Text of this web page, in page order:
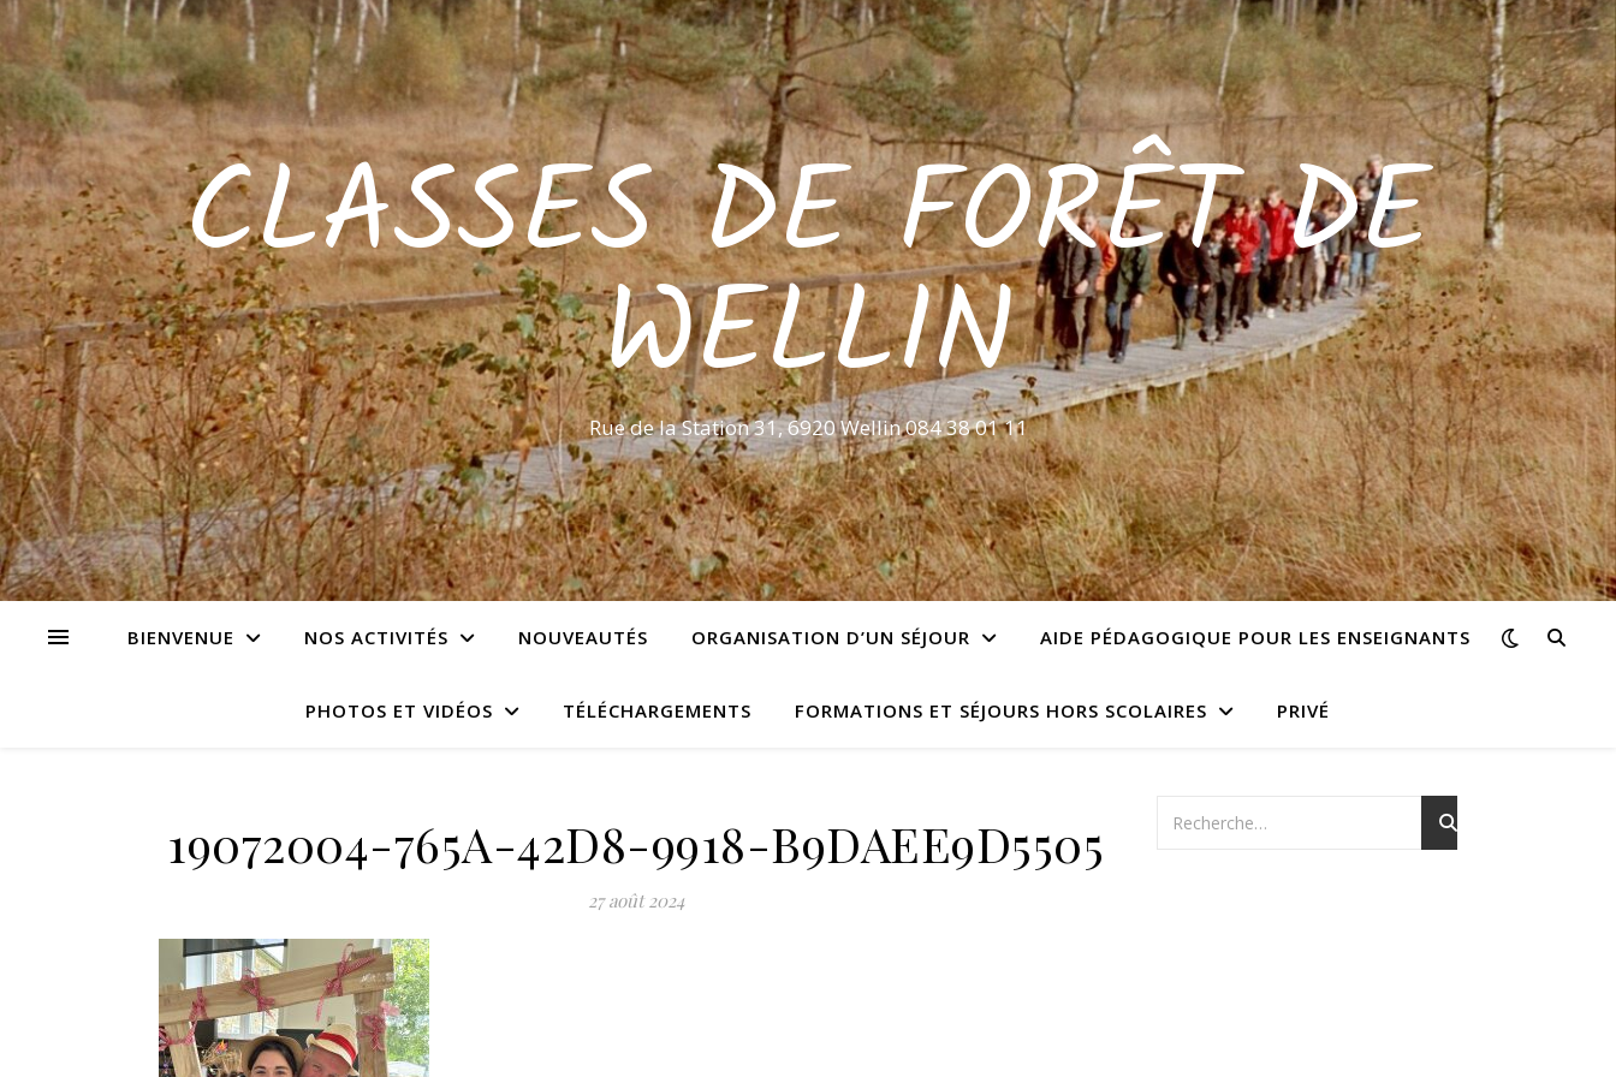
CLASSES DE FORÊT DE
WELLIN
Rue de la Station 31, 6920 Wellin 084 38 01 11
BIENVENUE NOS ACTIVITÉS NOUVEAUTÉS ORGANISATION D’UN SÉJOUR AIDE PÉDAGOGIQUE POUR LES ENSEIGNANTS
PHOTOS ET VIDÉOS TÉLÉCHARGEMENTS FORMATIONS ET SÉJOURS HORS SCOLAIRES PRIVÉ
19072004-765A-42D8-9918-B9DAEE9D5505
27 août 2024